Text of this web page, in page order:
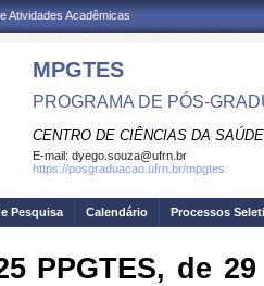
Atividades Acadêmicas
MPGTES
PROGRAMA DE PÓS-
CENTRO DE CIÊNCIAS DA SAÚDE
E-mail: dyego.souza@ufrn.br
https://posgraduacao.ufrn.br/mpgtes
Pesquisa Calendário Processos
PPGTES, de